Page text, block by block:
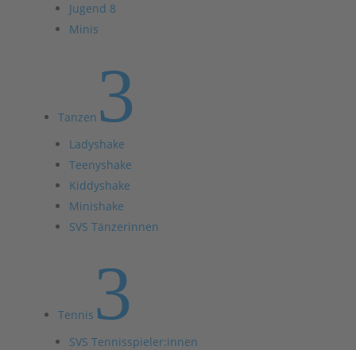
Jugend 8
Minis
Tanzen 3
Ladyshake
Teenyshake
Kiddyshake
Minishake
SVS Tänzerinnen
Tennis 3
SVS Tennisspieler:innen